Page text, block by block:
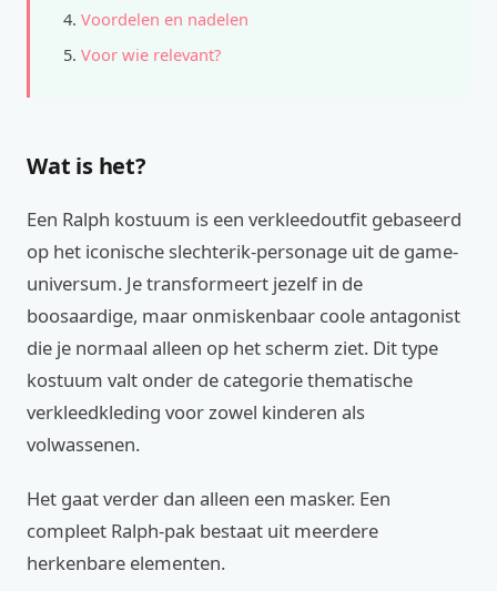
Voordelen en nadelen
Voor wie relevant?
Wat is het?
Een Ralph kostuum is een verkleedoutfit gebaseerd
op het iconische slechterik-personage uit de game-
universum. Je transformeert jezelf in de
boosaardige, maar onmiskenbaar coole antagonist
die je normaal alleen op het scherm ziet. Dit type
kostuum valt onder de categorie thematische
verkleedkleding voor zowel kinderen als
volwassenen.
Het gaat verder dan alleen een masker. Een
compleet Ralph-pak bestaat uit meerdere
herkenbare elementen.